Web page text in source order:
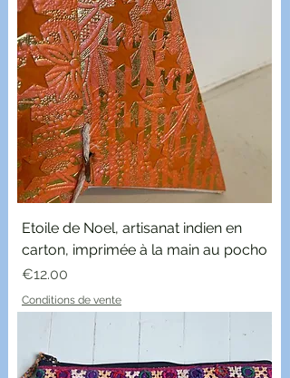
Etoile de Noel, artisanat indien en
carton, imprimée à la main au pocho
Price
€12.00
Conditions de vente